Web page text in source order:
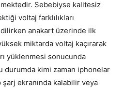
Sebebiyse kalitesiz
voltaj farklılıkları
anakart üzerinde ilk
miktarda voltaj kaçırarak
yüklenmesi sonucunda
durumda kimi zaman iphonelar
ekranında kalabilir veya